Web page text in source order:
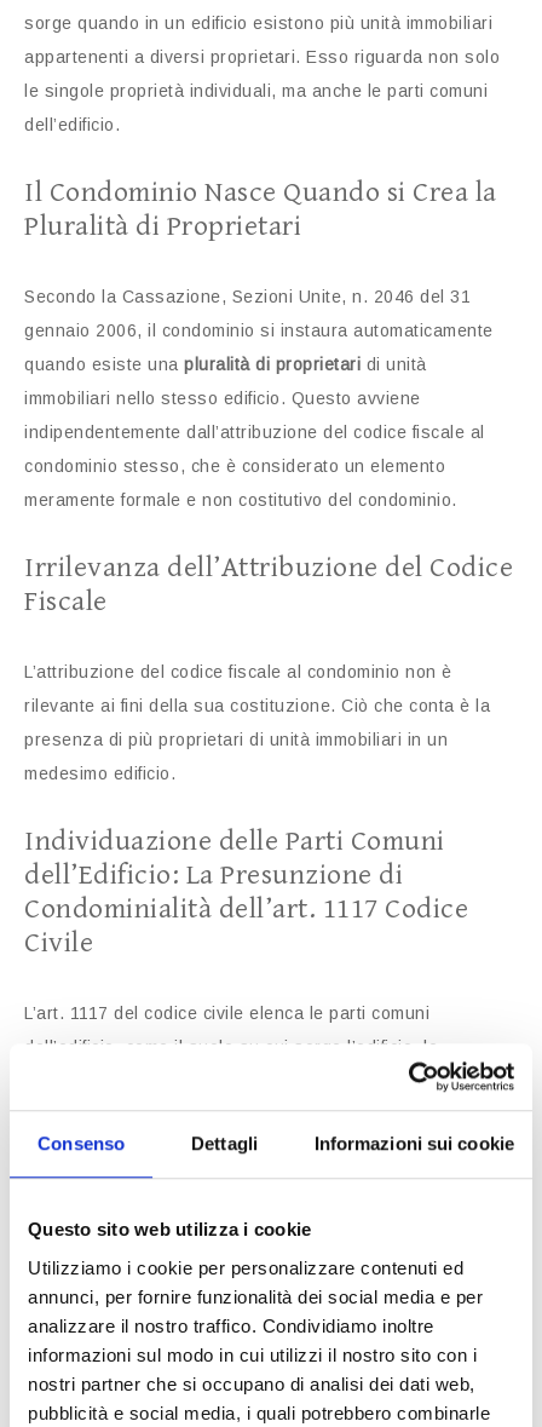
Consenso Dettagli Informazioni sui cookie
Questo sito web utilizza i cookie
Utilizziamo i cookie per personalizzare contenuti ed
annunci, per fornire funzionalità dei social media e per
analizzare il nostro traffico. Condividiamo inoltre
informazioni sul modo in cui utilizzi il nostro sito con i
nostri partner che si occupano di analisi dei dati web,
pubblicità e social media, i quali potrebbero combinarle
sorge quando in un edificio esistono più unità immobiliari
appartenenti a diversi proprietari. Esso riguarda non solo
le singole proprietà individuali, ma anche le parti comuni
dell’edificio.
Il Condominio Nasce Quando si Crea la
Pluralità di Proprietari
Secondo la Cassazione, Sezioni Unite, n. 2046 del 31
gennaio 2006, il condominio si instaura automaticamente
quando esiste una pluralità di proprietari di unità
immobiliari nello stesso edificio. Questo avviene
indipendentemente dall’attribuzione del codice fiscale al
condominio stesso, che è considerato un elemento
meramente formale e non costitutivo del condominio.
Irrilevanza dell’Attribuzione del Codice
Fiscale
L’attribuzione del codice fiscale al condominio non è
rilevante ai fini della sua costituzione. Ciò che conta è la
presenza di più proprietari di unità immobiliari in un
medesimo edificio.
Individuazione delle Parti Comuni
dell’Edificio: La Presunzione di
Condominialità dell’art. 1117 Codice
Civile
L’art. 1117 del codice civile elenca le parti comuni
dell’edificio, come il suolo su cui sorge l’edificio, le
fondamenta, i muri maestri, i tetti e i lastrici solari, le scale,
i portoni d’ingresso, i vestiboli, gli anditi, i portici, i cortili e
in genere tutte le parti dell’edificio necessarie all’uso
comune. Questa presunzione di condominialità può essere
Deroga Prevista dall’art. 1117 Codice
Civile: “Se non risulta il contrario dal
titolo”
L’art. 1117 c.c. prevede che la presunzione di